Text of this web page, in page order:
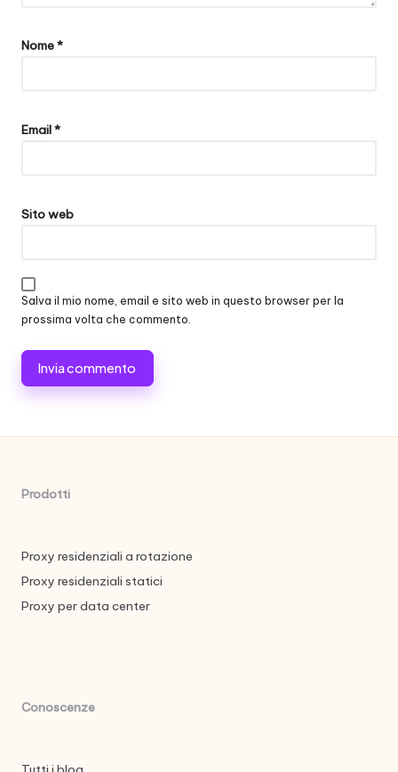
Nome*
Email*
Sito web
Salva il mio nome, email e sito web in questo browser per la
prossima volta che commento.
Prodotti
Proxy residenziali a rotazione
Proxy residenziali statici
Proxy per data center
Conoscenze